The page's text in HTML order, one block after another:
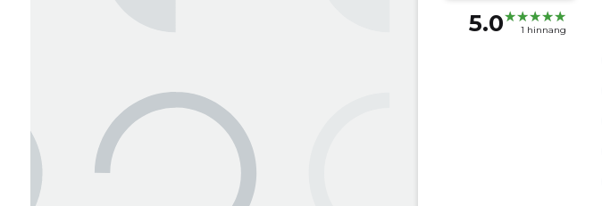
5.0 1 hinnang